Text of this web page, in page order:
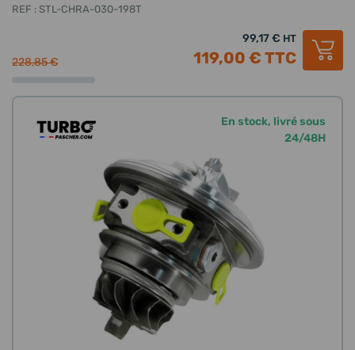
REF : STL-CHRA-030-198T
228,85 €
99,17 € HT
119,00 € TTC
En stock, livré sous
24/48H